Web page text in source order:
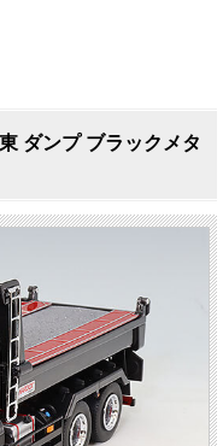
ダンプ ブラックメタ